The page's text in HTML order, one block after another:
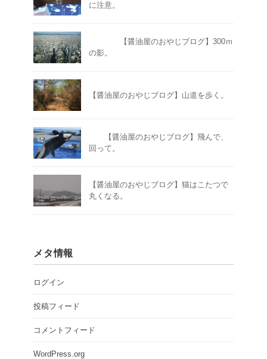
に注意。
【醤油屋のおやじブログ】300ｍ
の影。
【醤油屋のおやじブログ】山道を歩く。
【醤油屋のおやじブログ】飛んで、
回って。
【醤油屋のおやじブログ】猫はこたつで
丸くなる。
メタ情報
ログイン
投稿フィード
コメントフィード
WordPress.org